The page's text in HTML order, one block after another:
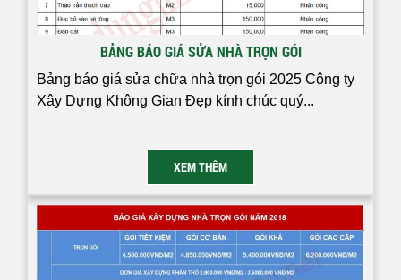
BẢNG BÁO GIÁ SỬA NHÀ TRỌN GÓI
Bảng báo giá sửa chữa nhà trọn gói 2025 Công ty
Xây Dựng Không Gian Đẹp kính chúc quý...
XEM THÊM